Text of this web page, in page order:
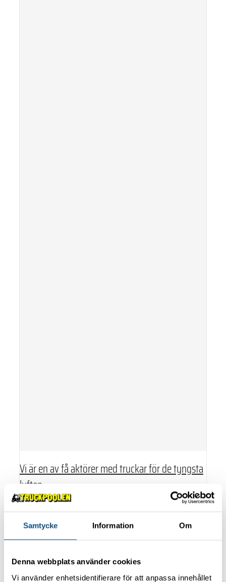
Samtycke Information Om
Denna webbplats använder cookies
Vi använder enhetsidentifierare för att anpassa innehållet
Vi är en av få aktörer med truckar för de tyngsta
lyften
Poweredbyit
För de mest krävande transportuppdragen räcker det inte
Vi är en av få aktörer med truckar för de tyngsta
lyften